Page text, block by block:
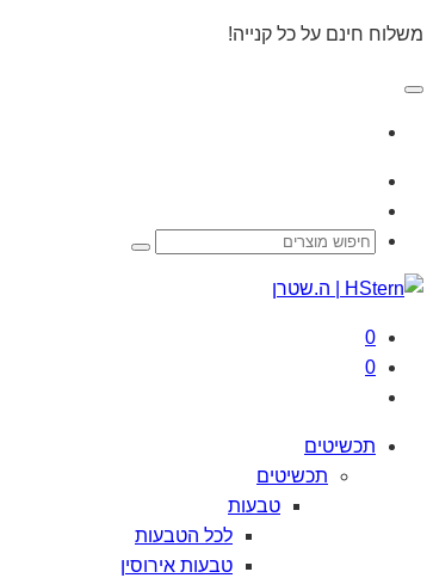
משלוח חינם על כל קנייה!
0
0
תכשיטים
תכשיטים
טבעות
לכל הטבעות
טבעות אירוסין